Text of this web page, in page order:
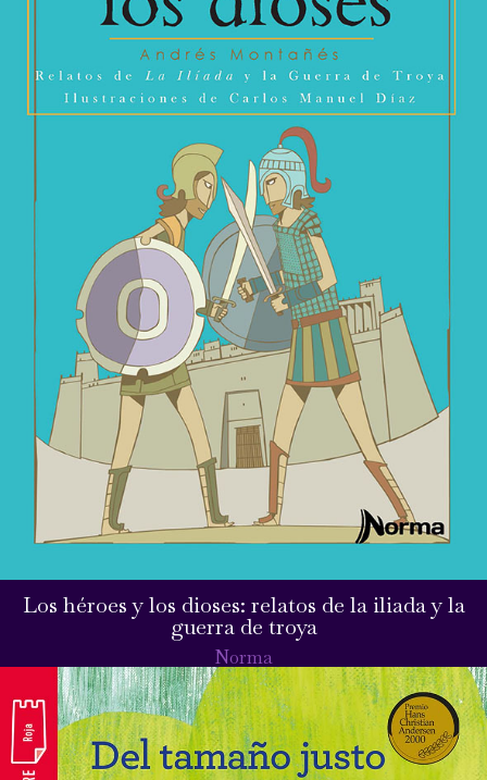
Los héroes y los dioses: relatos de la iliada y la
guerra de troya
Norma